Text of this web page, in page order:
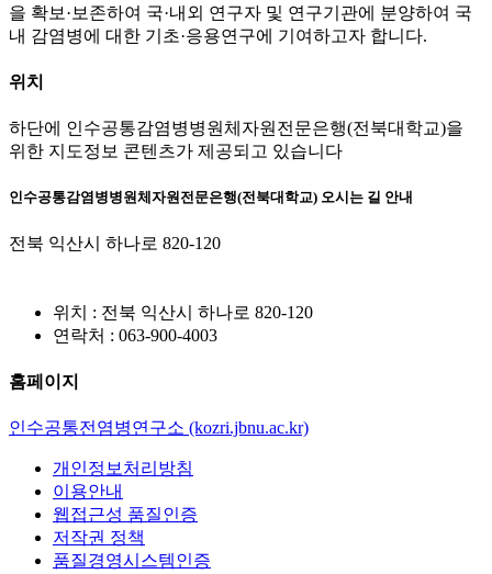
을 확보·보존하여 국·내외 연구자 및 연구기관에 분양하여 국
내 감염병에 대한 기초·응용연구에 기여하고자 합니다.
위치
하단에 인수공통감염병병원체자원전문은행(전북대학교)을
위한 지도정보 콘텐츠가 제공되고 있습니다
인수공통감염병병원체자원전문은행(전북대학교) 오시는 길 안내
전북 익산시 하나로 820-120
위치 : 전북 익산시 하나로 820-120
연락처 : 063-900-4003
홈페이지
인수공통전염병연구소 (kozri.jbnu.ac.kr)
개인정보처리방침
이용안내
웹접근성 품질인증
저작권 정책
품질경영시스템인증